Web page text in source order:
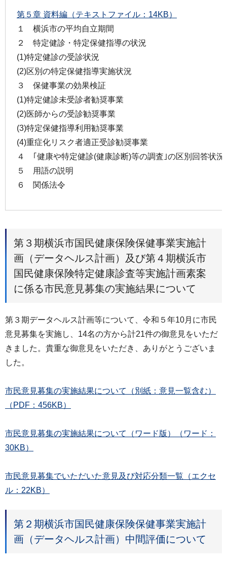
第５章 資料編（テキストファイル：14KB）
１ 横浜市の平均自立期間
２ 特定健診・特定保健指導の状況
(1)特定健診の受診状況
(2)区別の特定保健指導実施状況
３ 保健事業の効果検証
(1)特定健診未受診者勧奨事業
(2)医師からの受診勧奨事業
(3)特定保健指導利用勧奨事業
(4)重症化リスク者適正受診勧奨事業
４ ｢健康や特定健診(健康診断)等の調査｣の区別回答状況
５ 用語の説明
６ 関係法令
第３期横浜市国民健康保険保健事業実施計
画（データヘルス計画）及び第４期横浜市
国民健康保険特定健康診査等実施計画素案
に係る市民意見募集の実施結果について
第３期データヘルス計画等について、令和５年10⽉に市民
意見募集を実施し、14名の⽅から計21件の御意⾒をいただ
きました。貴重な御意見をいただき、ありがとうございま
した。
市民意見募集の実施結果について（別紙：意見一覧含む）
（PDF：456KB）
市民意見募集の実施結果について（ワード版）（ワード：
30KB）
市民意見募集でいただいた意見及び対応分類一覧（エクセ
ル：22KB）
第２期横浜市国民健康保険保健事業実施計
画（データヘルス計画）中間評価について